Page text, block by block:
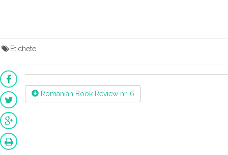
Etichete
Romanian Book Review nr. 6